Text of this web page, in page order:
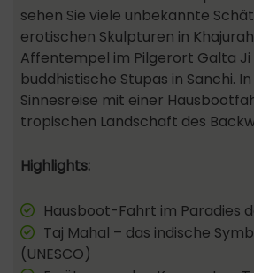
sehen Sie viele unbekannte
erotischen Skulpturen in
Affentempel im Pilgerort Galta Ji
buddhistische Stupas in Sanchi.
Sinnesreise mit einer
tropischen Landschaft des
Highlights:
Hausboot-Fahrt im Paradies
Taj Mahal – das indische
(UNESCO)